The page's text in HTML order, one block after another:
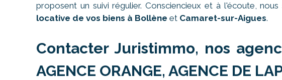
proposent un suivi régulier. Consciencieux et à l'écoute,
locative de vos biens à Bollène et Camaret-sur-Aigues.
Contacter Juristimmo, nos
AGENCE ORANGE, AGENCE DE